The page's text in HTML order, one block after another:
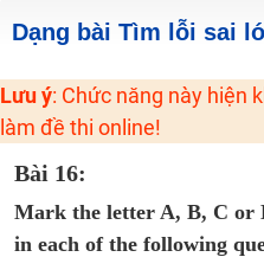
2K6! Lộ Trình Sun 2024 - Ba
Hot! Lễ hội đồng giá 449K -
Khuyến Mãi Khoá Học 1K Chỉ
Khai giảng khóa Ngữ văn 7 -
Dạng bài Tìm lỗi sai
Lưu ý: Chức năng này hiện
làm đề thi online!
Bài 16:
Mark the letter A, B, C or
in each of the following